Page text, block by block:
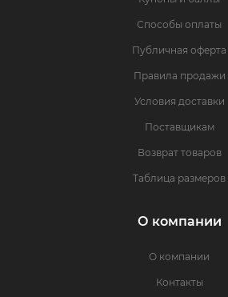
Способы оплаты
Публичная оферта
Правила продажи
Условия доставки
Поставщикам
Возврат товаров
Таблица размеров
О компании
О компании
Контакты